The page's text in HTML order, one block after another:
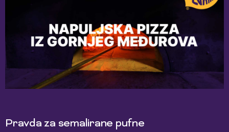
Pravda za semalirane pufne